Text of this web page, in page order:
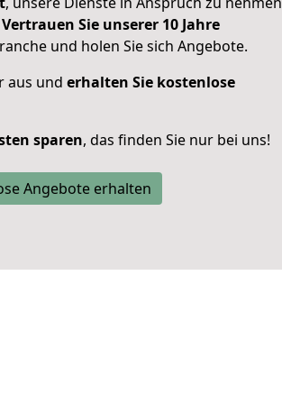
Vertrauen Sie unserer 10 Jahre
und holen Sie sich Angebote.
aus und erhalten Sie kostenlose
sparen, das finden Sie nur bei uns!
Angebote erhalten